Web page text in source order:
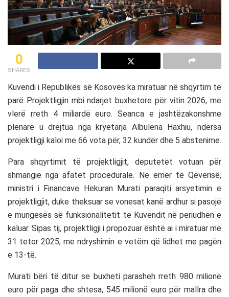
0
SHARES
Kuvendi i Republikës së Kosovës ka miratuar në shqyrtim të
parë Projektligjin mbi ndarjet buxhetore për vitin 2026, me
vlerë rreth 4 miliardë euro. Seanca e jashtëzakonshme
plenare u drejtua nga kryetarja Albulena Haxhiu, ndërsa
projektligji kaloi me 66 vota për, 32 kundër dhe 5 abstenime.
Para shqyrtimit të projektligjit, deputetët votuan për
shmangie nga afatet procedurale. Në emër të Qeverisë,
ministri i Financave Hekuran Murati paraqiti arsyetimin e
projektligjit, duke theksuar se vonesat kanë ardhur si pasojë
e mungesës së funksionalitetit të Kuvendit në periudhën e
kaluar. Sipas tij, projektligji i propozuar është ai i miratuar më
31 tetor 2025, me ndryshimin e vetëm që lidhet me pagën
e 13-të.
Murati bëri të ditur se buxheti parasheh rreth 980 milionë
euro për paga dhe shtesa, 545 milionë euro për mallra dhe